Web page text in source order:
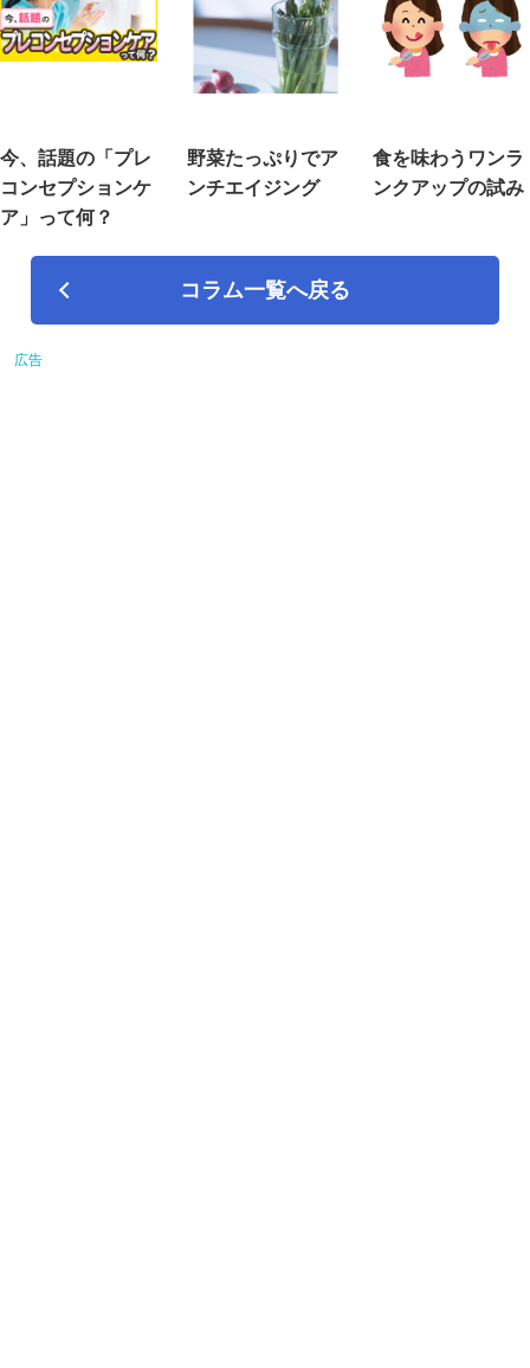
今、話題の「プレ
コンセプションケ
ア」って何？
野菜たっぷりでア
ンチエイジング
食を味わうワンラ
ンクアップの試み
コラム一覧へ戻る